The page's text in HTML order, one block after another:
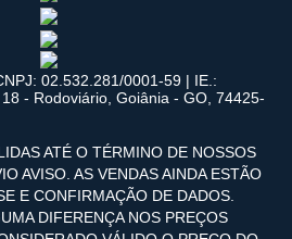
02.532.281/0001-59 | IE.:
- Rodoviário, Goiânia - GO, 74425-
ATÉ O TÉRMINO DE NOSSOS
AVISO. AS VENDAS AINDA ESTÃO
E CONFIRMAÇÃO DE DADOS.
DIFERENÇA NOS PREÇOS